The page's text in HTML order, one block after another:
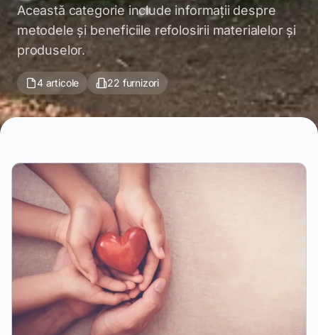
Această categorie include informații despre
metodele și beneficiile refolosirii materialelor și
produselor.
4 articole 22 furnizori